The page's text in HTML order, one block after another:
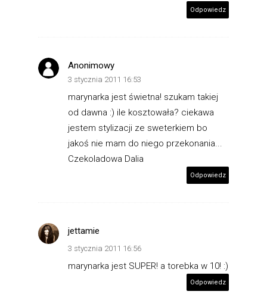
Odpowiedz
Anonimowy
3 stycznia 2011 16:53
marynarka jest świetna! szukam takiej
od dawna :) ile kosztowała? ciekawa
jestem stylizacji ze sweterkiem bo
jakoś nie mam do niego przekonania...
Czekoladowa Dalia
Odpowiedz
jettamie
3 stycznia 2011 16:56
marynarka jest SUPER! a torebka w 10! :)
Odpowiedz